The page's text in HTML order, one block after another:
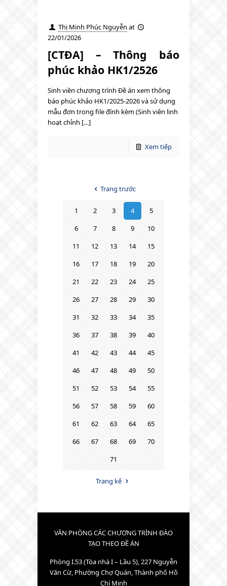
Thị Minh Phúc Nguyễn at
22/01/2026
[CTĐA] – Thông báo
phúc khảo HK1/2526
Sinh viên chương trình Đề án xem thông
báo phúc khảo HK1/2025-2026 và sử dụng
mẫu đơn trong file đính kèm (Sinh viên linh
hoạt chỉnh […]
Xem tiếp
Trang trước
1 2 3 4
5
6
7 8 9
10
11
12 13 14
15
16
17 18 19
20
21
22 23 24
25
26
27 28 29
30
31
32 33 34
35
36
37 38 39
40
41
42 43 44
45
46
47 48 49
50
51
52 53 54
55
56
57 58 59
60
61
62 63 64
65
66
67 68 69
70
71
Trang kế
VĂN PHÒNG CÁC CHƯƠNG TRÌNH ĐÀO
TẠO THEO ĐỀ ÁN
Phòng I.53 (Tòa nhà I – Lầu 5), 227 Nguyễn
Văn Cừ, Phường Chợ Quán, Thành phố Hồ
Chí Minh